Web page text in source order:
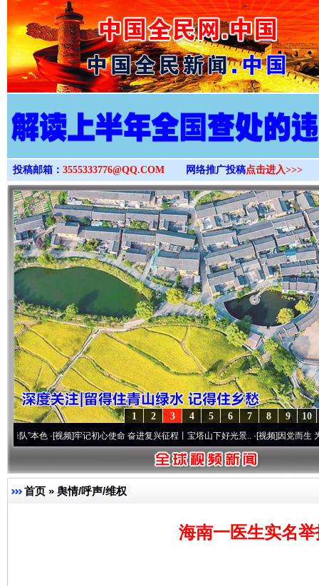
>
投稿邮箱： 3555333776@QQ.COM 网络推广投稿点击进入>>>
10
9
8
7
6
5
4
3
2
1
·[视频]牢记初心使命 奋进复兴征程丨宝塔山下好光景..·[视频]因党而生 为党而战
首页 » 舆情/呼声/维权
海南一医生实名